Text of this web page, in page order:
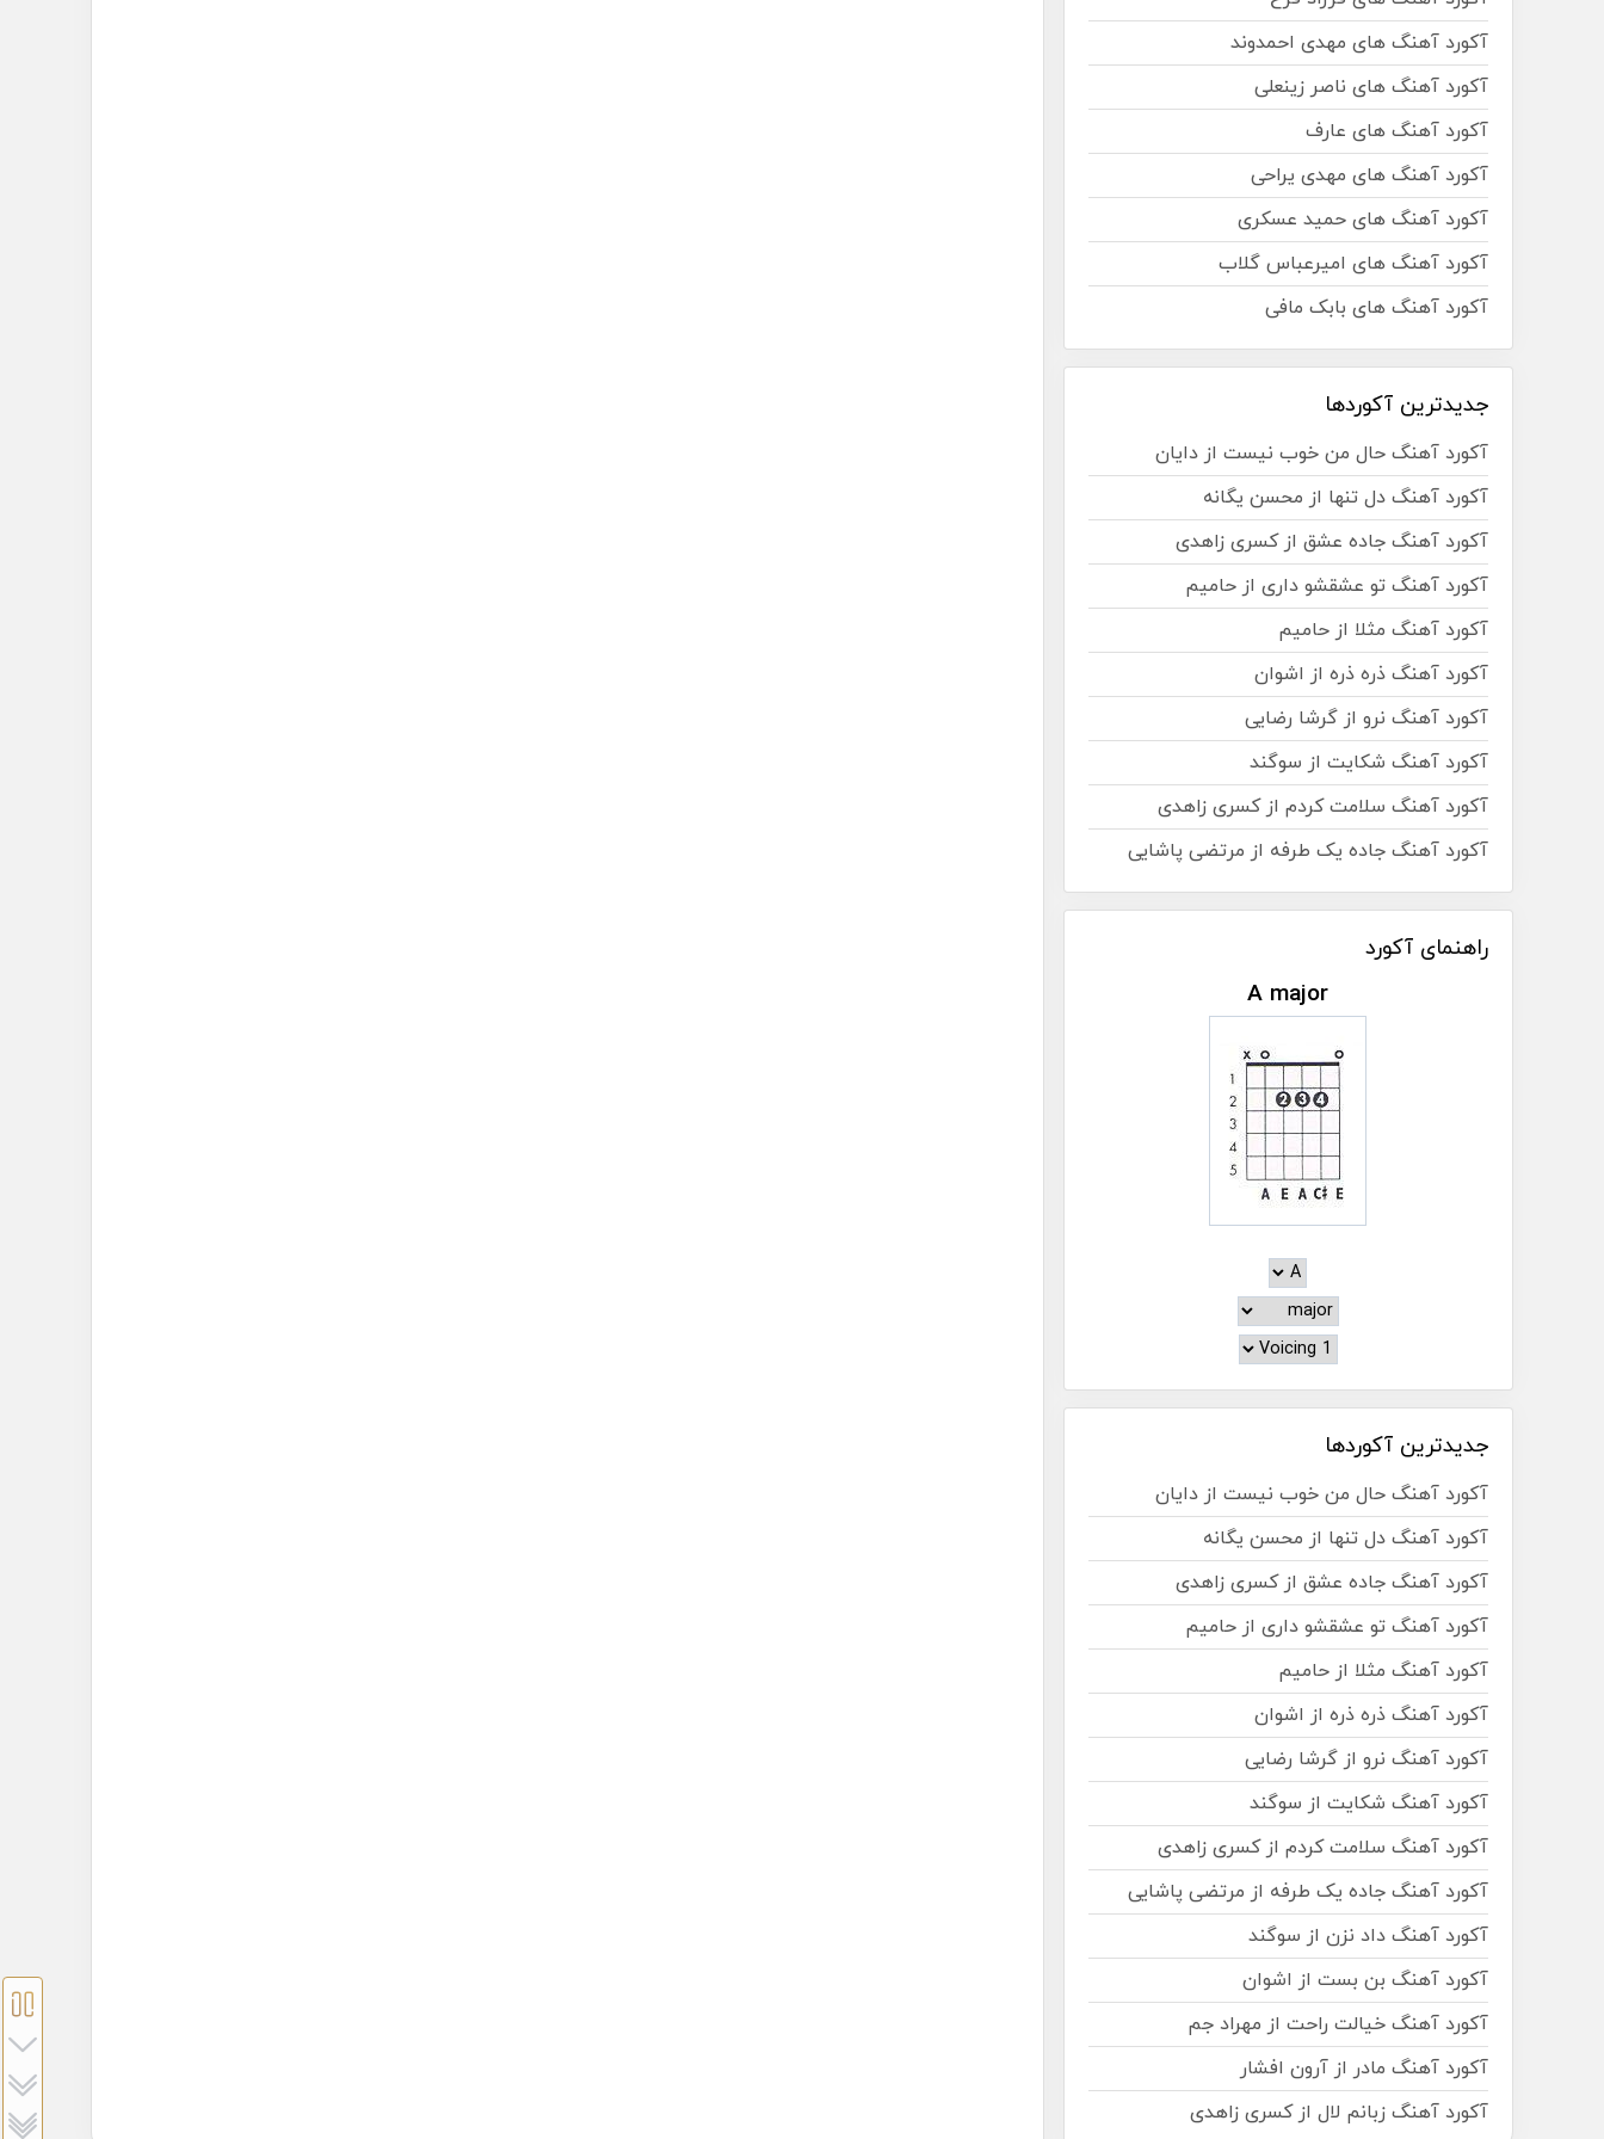
آکورد آهنگ های مهدی احمدوند
آکورد آهنگ های ناصر زینعلی
آکورد آهنگ های عارف
آکورد آهنگ های مهدی یراحی
آکورد آهنگ های حمید عسکری
آکورد آهنگ های امیرعباس گلاب
آکورد آهنگ های بابک مافی
جدیدترین آکوردها
آکورد آهنگ حال من خوب نیست از دایان
آکورد آهنگ دل تنها از محسن یگانه
آکورد آهنگ جاده عشق از کسری زاهدی
آکورد آهنگ تو عشقشو داری از حامیم
آکورد آهنگ مثلا از حامیم
آکورد آهنگ ذره ذره از اشوان
آکورد آهنگ نرو از گرشا رضایی
آکورد آهنگ شکایت از سوگند
آکورد آهنگ سلامت کردم از کسری زاهدی
آکورد آهنگ جاده یک طرفه از مرتضی پاشایی
راهنمای آکورد
A major
جدیدترین آکوردها
آکورد آهنگ حال من خوب نیست از دایان
آکورد آهنگ دل تنها از محسن یگانه
آکورد آهنگ جاده عشق از کسری زاهدی
آکورد آهنگ تو عشقشو داری از حامیم
آکورد آهنگ مثلا از حامیم
آکورد آهنگ ذره ذره از اشوان
آکورد آهنگ نرو از گرشا رضایی
آکورد آهنگ شکایت از سوگند
آکورد آهنگ سلامت کردم از کسری زاهدی
آکورد آهنگ جاده یک طرفه از مرتضی پاشایی
آکورد آهنگ داد نزن از سوگند
آکورد آهنگ بن بست از اشوان
آکورد آهنگ خیالت راحت از مهراد جم
آکورد آهنگ مادر از آرون افشار
آکورد آهنگ زبانم لال از کسری زاهدی